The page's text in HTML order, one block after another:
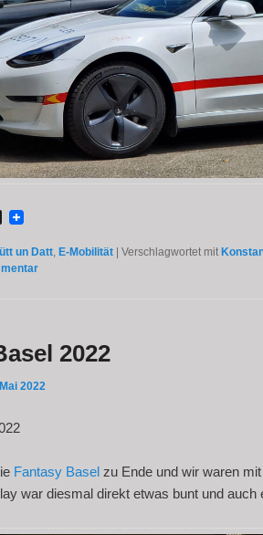
Threema
un Datt, E-Mobilität |Verschlagwortet mit
2022
2022
Fantasy Basel zu Ende und wir waren
war diesmal direkt etwas bunt und auch